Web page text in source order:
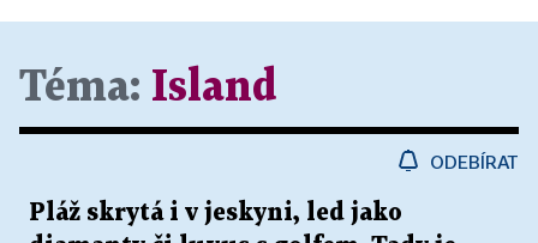
Téma: Island
ODEBÍRAT
Pláž skrytá i v jeskyni, led jako